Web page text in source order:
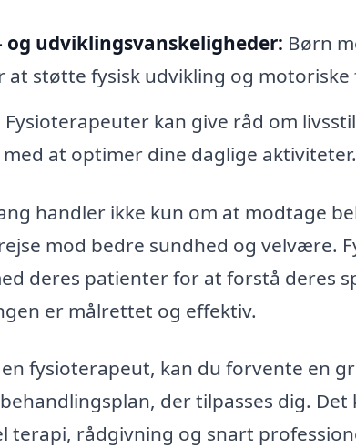
udviklingsvanskeligheder: Børn
at støtte fysisk udvikling og
Fysioterapeuter kan give råd om
at optimer dine daglige aktiviteter.
handler ikke kun om at modtage
mod bedre sundhed og velvære.
deres patienter for at forstå deres
er målrettet og effektiv.
fysioterapeut, kan du forvente en
der tilpasses dig. Det
terapi, rådgivning og snart